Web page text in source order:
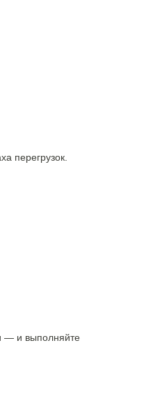
перегрузок.
— и выполняйте